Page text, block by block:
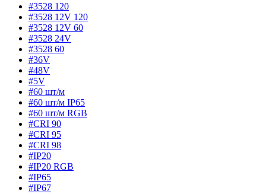
#3528 120
#3528 12V 120
#3528 12V 60
#3528 24V
#3528 60
#36V
#48V
#5V
#60 шт/м
#60 шт/м IP65
#60 шт/м RGB
#CRI 90
#CRI 95
#CRI 98
#IP20
#IP20 RGB
#IP65
#IP67